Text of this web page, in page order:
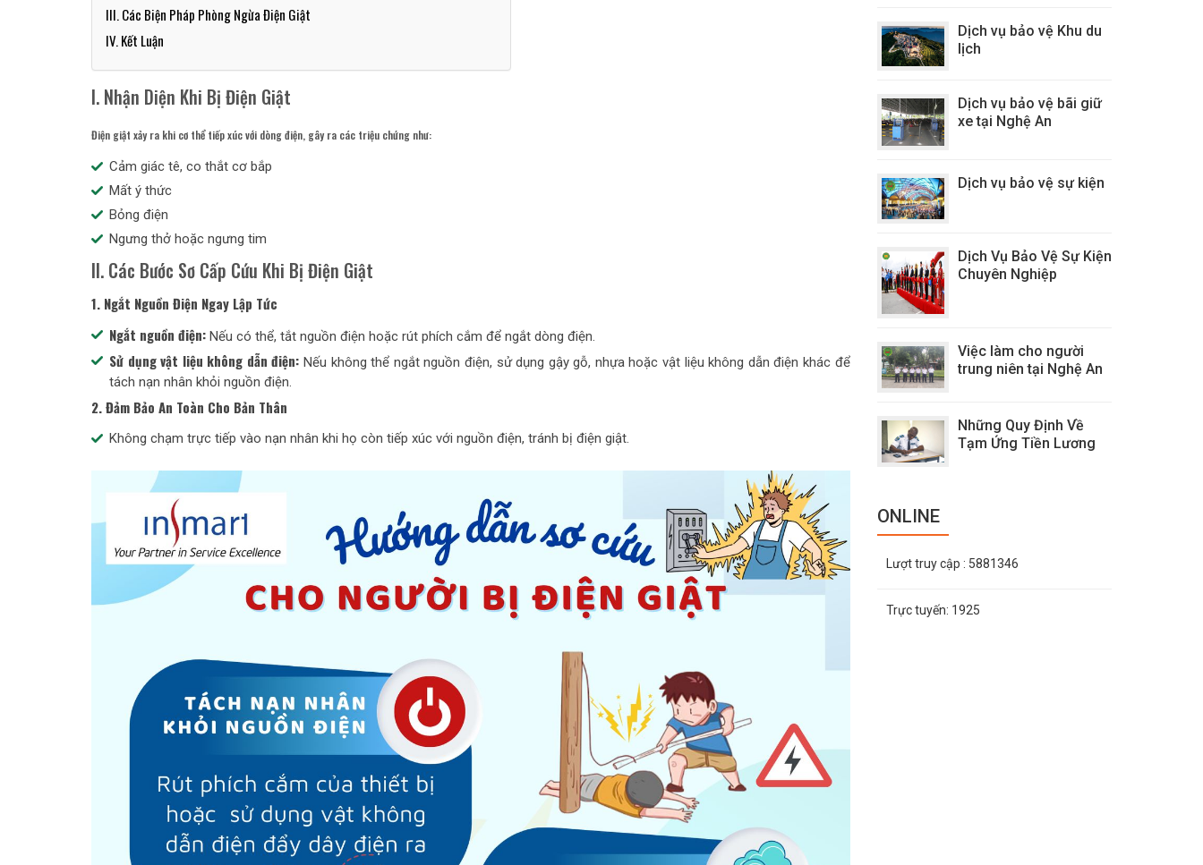
III. Các Biện Pháp Phòng Ngừa Điện Giật
IV. Kết Luận
I. Nhận Diện Khi Bị Điện Giật
Điện giật xảy ra khi cơ thể tiếp xúc với dòng điện, gây ra các triệu chứng như:
Cảm giác tê, co thắt cơ bắp
Mất ý thức
Bỏng điện
Ngưng thở hoặc ngưng tim
II. Các Bước Sơ Cấp Cứu Khi Bị Điện Giật
1. Ngắt Nguồn Điện Ngay Lập Tức
Ngắt nguồn điện: Nếu có thể, tắt nguồn điện hoặc rút phích cắm để ngắt dòng điện.
Sử dụng vật liệu không dẫn điện: Nếu không thể ngắt nguồn điện, sử dụng gậy gỗ, nhựa hoặc vật liệu không dẫn điện khác để
tách nạn nhân khỏi nguồn điện.
2. Đảm Bảo An Toàn Cho Bản Thân
Không chạm trực tiếp vào nạn nhân khi họ còn tiếp xúc với nguồn điện, tránh bị điện giật.
Dịch vụ bảo vệ Khu du
lịch
Dịch vụ bảo vệ bãi giữ
xe tại Nghệ An
Dịch vụ bảo vệ sự kiện
Dịch Vụ Bảo Vệ Sự Kiện
Chuyên Nghiệp
Việc làm cho người
trung niên tại Nghệ An
Những Quy Định Về
Tạm Ứng Tiền Lương
ONLINE
Lượt truy cập : 5881346
Trực tuyến: 1925